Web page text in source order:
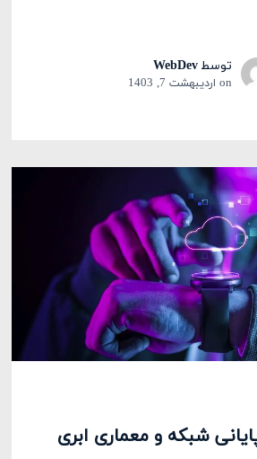
توسطWebDev
on اردیبهشت 7, 1403
شبکه و معماری ابری